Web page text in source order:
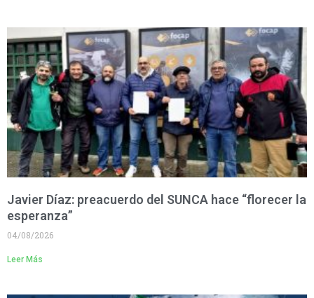
Javier Díaz: preacuerdo del SUNCA hace “florecer la
esperanza”
04/08/2026
Leer Más